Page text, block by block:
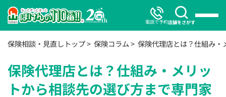
電話で予約店舗をさがす
保険相談・見直しトップ 保険コラム 保険代理店とは？仕組み
保険代理店とは？仕組み・メリッ
トから相談先の選び方まで専門家